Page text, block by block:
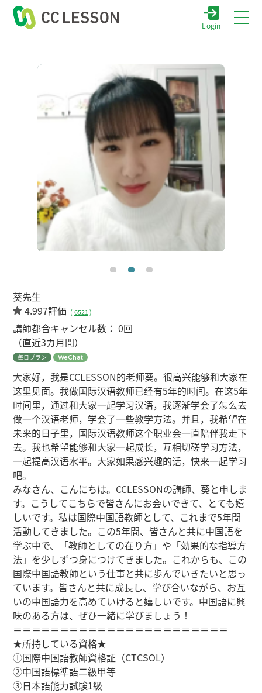
Login
葵先生
4.997評価 ( 6521 )
講師都合キャンセル数：0回
（直近3カ月間）
毎日プラン WeChat
大家好，我是CCLESSON的老师葵。很高兴能够和大家在
这里见面。我做国际汉语教师已经有5年的时间。在这5年
时间里，通过和大家一起学习汉语，我逐渐学会了怎么去
做一个汉语老师，学会了一些教学方法。并且，我希望在
未来的日子里，国际汉语教师这个职业会一直陪伴我走下
去。我也希望能够和大家一起成长，互相切磋学习方法，
一起提高汉语水平。大家如果感兴趣的话，快来一起学习
吧。
みなさん、こんにちは。CCLESSONの講師、葵と申しま
す。こうしてこちらで皆さんにお会いできて、とても嬉
しいです。私は国際中国語教師として、これまで5年間
活動してきました。この5年間、皆さんと共に中国語を
学ぶ中で、「教師としての在り方」や「効果的な指導方
法」を少しずつ身につけてきました。これからも、この
国際中国語教師という仕事と共に歩んでいきたいと思っ
ています。皆さんと共に成長し、学び合いながら、お互
いの中国語力を高めていけると嬉しいです。中国語に興
味のある方は、ぜひ一緒に学びましょう！
＝＝＝＝＝＝＝＝＝＝＝＝＝＝＝＝＝＝＝＝＝＝＝
★所持している資格★
①国際中国語教師資格証（CTCSOL）
②中国語標準語二級甲等
③日本語能力試験1級